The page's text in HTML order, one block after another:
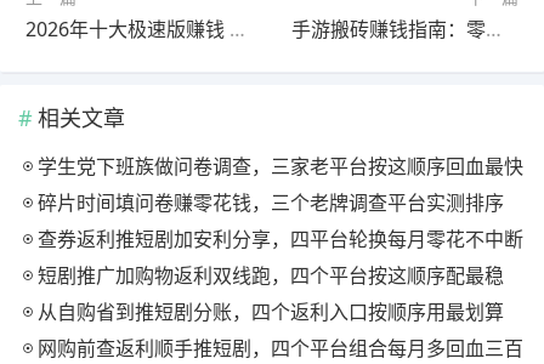
2026年十大极速版赚钱 APP 排名：零成本赚零花钱，这几款最靠谱 手游搬砖赚钱指南：零成本日赚几十元，首选这款山海经异变
相关文章
学生党下班族做问卷调查，三家老平台按这顺序回血最快
碎片时间填问卷赚零花钱，三个老牌调查平台实测排序
查券返利推短剧加安利分享，四平台轮换每月零花不中断
短剧推广加购物返利双线跑，四个平台按这顺序配最稳
从自购省到推短剧分账，四个返利入口按顺序用最划算
网购前查返利顺手推短剧，四个平台组合每月多回血三百